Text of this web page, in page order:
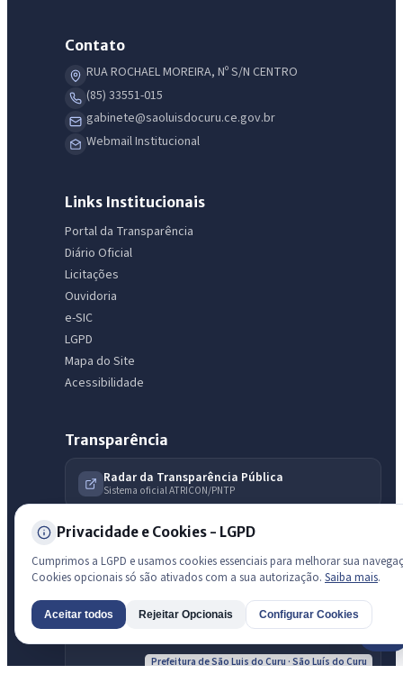
Contato
RUA ROCHAEL MOREIRA, Nº S/N CENTRO
(85) 33551-015
gabinete@saoluisdocuru.ce.gov.br
Webmail Institucional
Links Institucionais
Portal da Transparência
Diário Oficial
Licitações
Ouvidoria
e-SIC
LGPD
Mapa do Site
Acessibilidade
Transparência
Radar da Transparência Pública
Sistema oficial ATRICON/PNTP
Diagnóstico Atricon
Índice de transparência
Prefeitura de São Luis do Curu · São Luís do Curu
Privacidade e Cookies - LGPD
Cumprimos a LGPD e usamos cookies essenciais para melhorar sua
Cookies opcionais só são ativados com a sua autorização. Saiba mais.
Aceitar todos Rejeitar Opcionais Configurar Cookies
IntGest AI
Olá. Pergunte sobre serviços, notícias, legislação, Diário Oficial,
licitações, estrutura ou transparência do município.
Licitações abertas